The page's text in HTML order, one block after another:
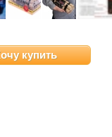
купить